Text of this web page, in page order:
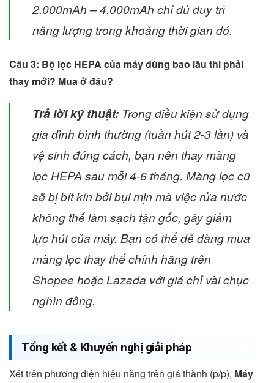
2.000mAh – 4.000mAh chỉ đủ duy trì
năng lượng trong khoảng thời gian đó.
Câu 3: Bộ lọc HEPA của máy dùng bao lâu thì phải
thay mới? Mua ở đâu?
Trả lời kỹ thuật: Trong điều kiện sử dụng
gia đình bình thường (tuần hút 2-3 lần) và
vệ sinh đúng cách, bạn nên thay màng
lọc HEPA sau mỗi 4-6 tháng. Màng lọc cũ
sẽ bị bít kín bởi bụi mịn mà việc rửa nước
không thể làm sạch tận gốc, gây giảm
lực hút của máy. Bạn có thể dễ dàng mua
màng lọc thay thế chính hãng trên
Shopee hoặc Lazada với giá chỉ vài chục
nghìn đồng.
Tổng kết & Khuyến nghị giải pháp
Xét trên phương diện hiệu năng trên giá thành (p/p), Máy